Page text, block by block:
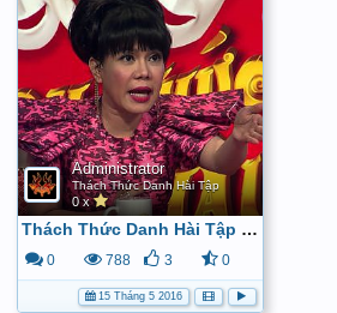
Administrator
Thách Thức Danh Hài Tập
0 x
Thách Thức Danh Hài Tập 8 (3/6/2015) - Full HD - YouTube
0 788 3 0
15 Tháng 5 2016